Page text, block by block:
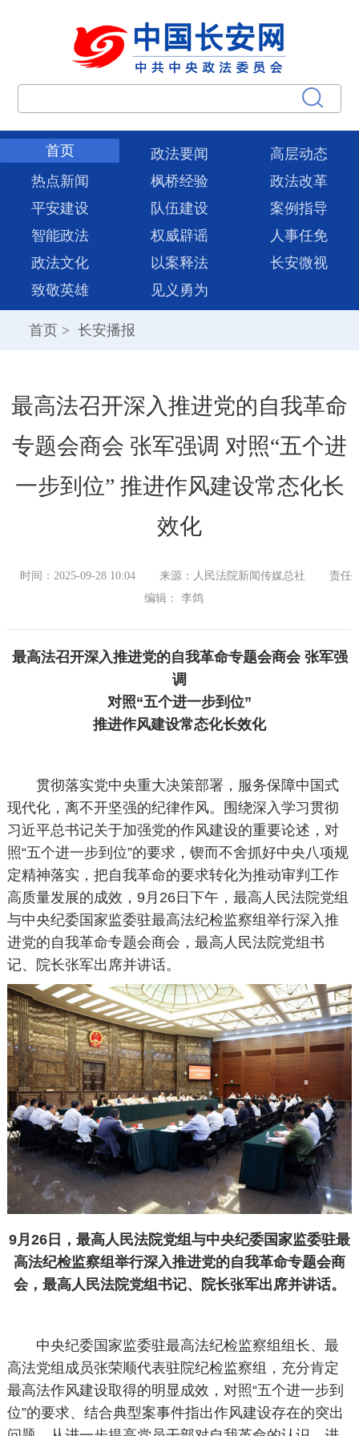
首页 政法要闻
高层动态
热点新闻
枫桥经验
政法改革
平安建设
队伍建设
案例指导
智能政法
权威辟谣
人事任免
政法文化
以案释法
长安微视
致敬英雄
见义勇为
首页 > 长安播报
最高法召开深入推进党的自我革命
专题会商会 张军强调 对照“五个进
一步到位” 推进作风建设常态化长
效化
时间：2025-09-28 10:04 来源：人民法院新闻传媒总社
责任
编辑： 李鸽
最高法召开深入推进党的自我革命专题会商会 张军强
调
对照“五个进一步到位”
推进作风建设常态化长效化
贯彻落实党中央重大决策部署，服务保障中国式
现代化，离不开坚强的纪律作风。围绕深入学习贯彻
习近平总书记关于加强党的作风建设的重要论述，对
照“五个进一步到位”的要求，锲而不舍抓好中央八项规
定精神落实，把自我革命的要求转化为推动审判工作
高质量发展的成效，9月26日下午，最高人民法院党组
与中央纪委国家监委驻最高法纪检监察组举行深入推
进党的自我革命专题会商会，最高人民法院党组书
记、院长张军出席并讲话。
9月26日，最高人民法院党组与中央纪委国家监委驻最
高法纪检监察组举行深入推进党的自我革命专题会商
会，最高人民法院党组书记、院长张军出席并讲话。
中央纪委国家监委驻最高法纪检监察组组长、最
高法党组成员张荣顺代表驻院纪检监察组，充分肯定
最高法作风建设取得的明显成效，对照“五个进一步到
位”的要求、结合典型案事件指出作风建设存在的突出